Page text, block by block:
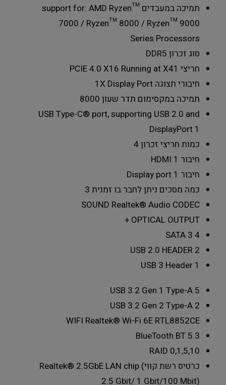
תמיכה במעבדים support for: AMD Ryzen™
7000 / Ryzen™ 8000 / Ryzen™ 9000
Series Processors
סוג זכרון DDR5
חריצי PCIE 4.0 X16 Running at X4 1
חיבורי תצוגה1X Display Port
תמיכה במקסימום תדר שעון 8000
USB Type-C® port, supporting USB 2.0 and
DisplayPort 1
כמות חריצי זכרון4
חיבור HDMI 1
חיבור Display port 1
כמה מסכים ניתן לחבר בו זמנית 3
SOUND Realtek® Audio CODEC
OPTICAL OUTPUT
+
SATA 3 4
USB 2.0 HEADER 2
USB 3 Header 1
USB 3.2 Gen 1 Type-A 5
USB 3.2 Gen 2 Type-A 2
WIFI Realtek® Wi-Fi 6E RTL8852CE
BlueTooth BT 5.3
RAID 0,1,5,10
כרטיס רשת קוויRealtek® 2.5GbE LAN chip (
2.5 Gbit/ 1 Gbit/100 Mbit)